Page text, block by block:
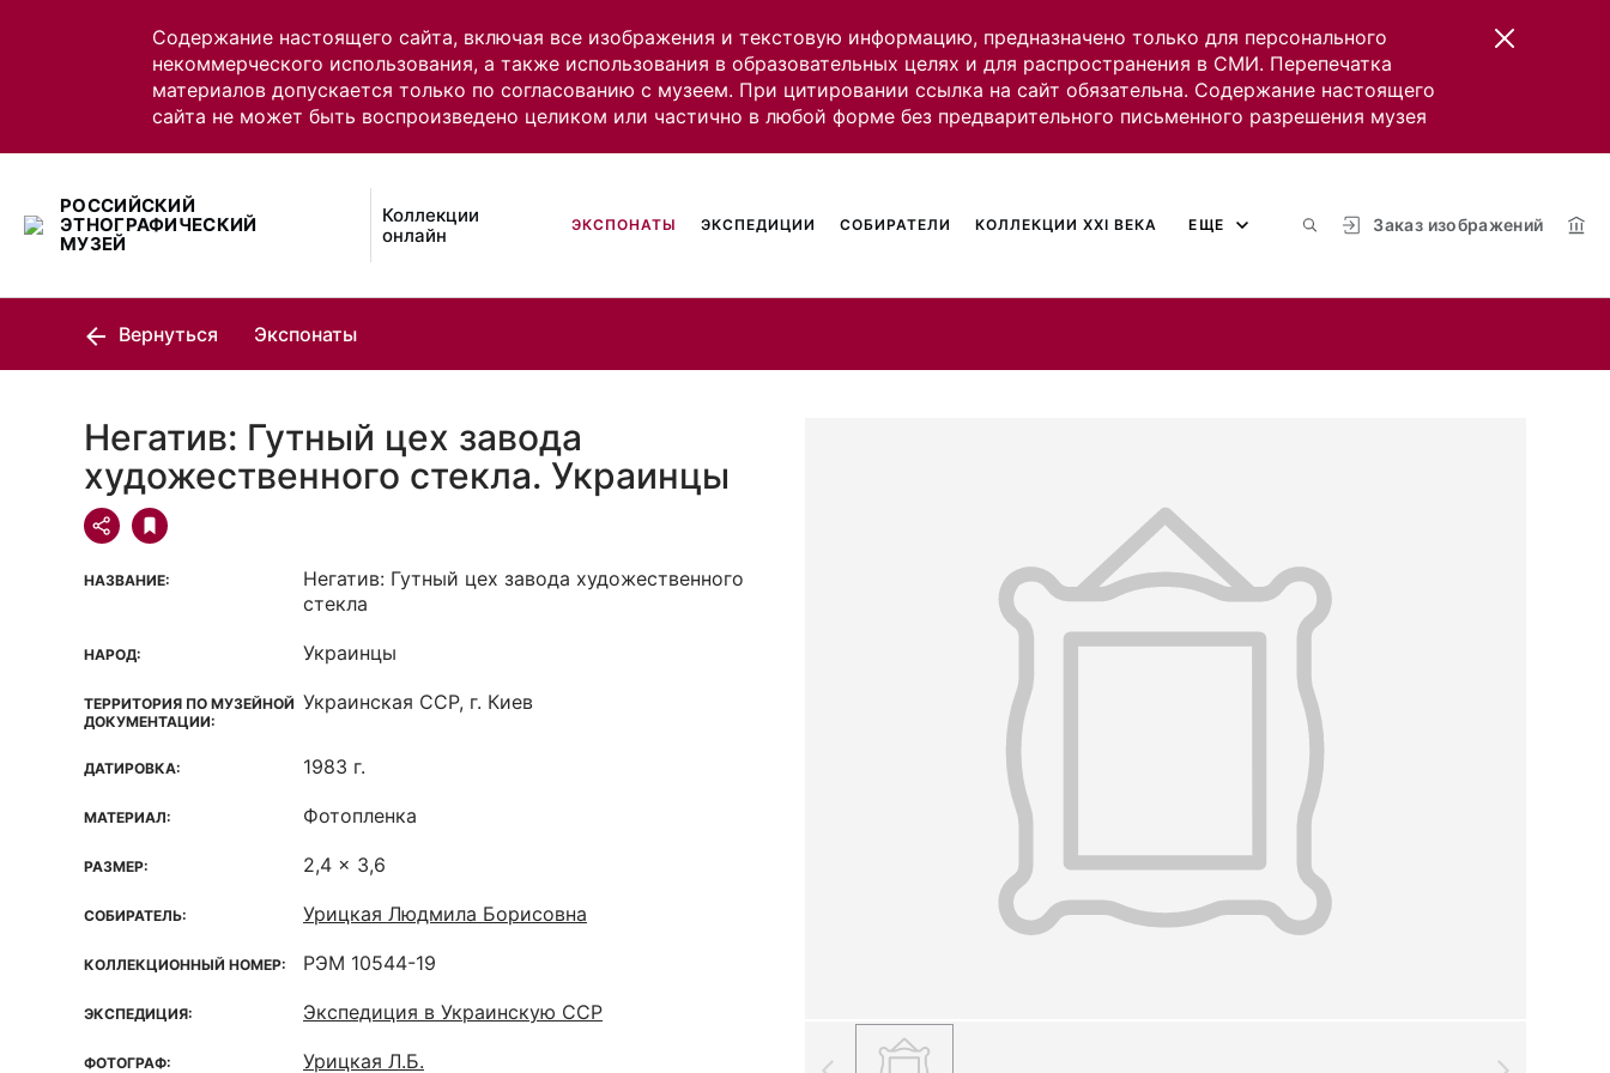
Содержание настоящего сайта, включая все изображения и текстовую информацию, предназначено только для персонального
некоммерческого использования, а также использования в образовательных целях и для распространения в СМИ. Перепечатка
материалов допускается только по согласованию с музеем. При цитировании ссылка на сайт обязательна. Содержание настоящего
сайта не может быть воспроизведено целиком или частично в любой форме без предварительного письменного разрешения музея
РОССИЙСКИЙ
ЭТНОГРАФИЧЕСКИЙ
МУЗЕЙ
Коллекции
онлайн
Заказ изображений
ЭКСПОНАТЫ ЭКСПЕДИЦИИ СОБИРАТЕЛИ КОЛЛЕКЦИИ XXI ВЕКА ЕЩЕ
Вернуться Экспонаты
Негатив: Гутный цех завода
художественного стекла. Украинцы
НАЗВАНИЕ:
Негатив: Гутный цех завода художественного
стекла
НАРОД: Украинцы
ТЕРРИТОРИЯ ПО МУЗЕЙНОЙ
ДОКУМЕНТАЦИИ:
Украинская ССР, г. Киев
ДАТИРОВКА: 1983 г.
МАТЕРИАЛ: Фотопленка
РАЗМЕР: 2,4 x 3,6
СОБИРАТЕЛЬ: Урицкая Людмила Борисовна
КОЛЛЕКЦИОННЫЙ НОМЕР: РЭМ 10544-19
ЭКСПЕДИЦИЯ: Экспедиция в Украинскую ССР
ФОТОГРАФ: Урицкая Л.Б.